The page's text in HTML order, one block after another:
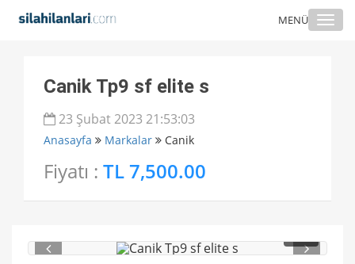
MENÜ
Canik Tp9 sf elite s
23 Şubat 2023 21:53:03
Anasayfa Markalar Canik
Fiyatı : TL 7,500.00
1/ 2